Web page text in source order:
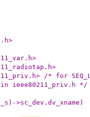
/* for
in ieee80211_priv.h */
>sc_dev.dv_xname)